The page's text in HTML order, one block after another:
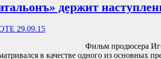
держит
29.09.15
Фильм продюсера
в качестве одного из основных